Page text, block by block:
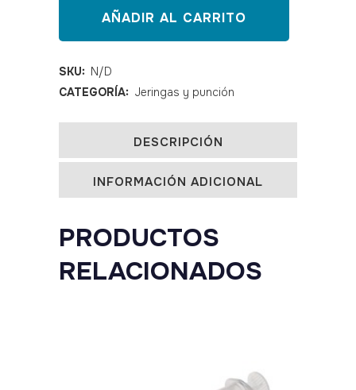
cuerpos
Klmed
cono
luer
lock
quantity
AÑADIR AL CARRITO
SKU: N/D
CATEGORÍA: Jeringas y punción
DESCRIPCIÓN
INFORMACIÓN ADICIONAL
PRODUCTOS
RELACIONADOS